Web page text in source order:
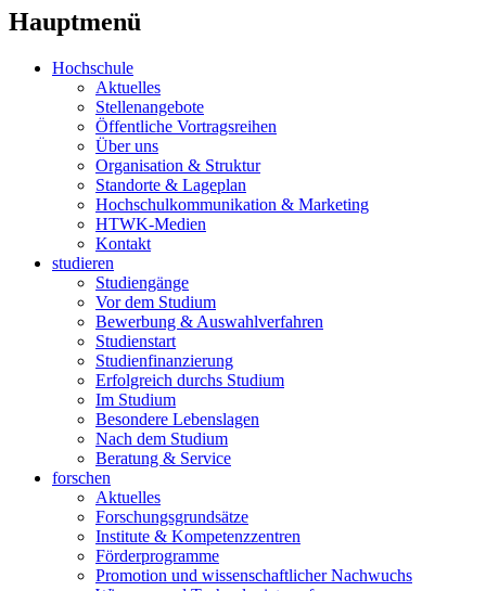
Hauptmenü
Hochschule
Aktuelles
Stellenangebote
Öffentliche Vortragsreihen
Über uns
Organisation & Struktur
Standorte & Lageplan
Hochschulkommunikation & Marketing
HTWK-Medien
Kontakt
studieren
Studiengänge
Vor dem Studium
Bewerbung & Auswahlverfahren
Studienstart
Studienfinanzierung
Erfolgreich durchs Studium
Im Studium
Besondere Lebenslagen
Nach dem Studium
Beratung & Service
forschen
Aktuelles
Forschungsgrundsätze
Institute & Kompetenzzentren
Förderprogramme
Promotion und wissenschaftlicher Nachwuchs